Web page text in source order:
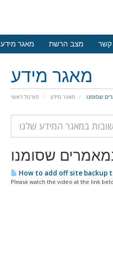
מאגר מידע מצב הרשת קשר
מאגר מידע
פורטל ראשי מאגר מידע
How to add off site backup
Please watch the video at the link